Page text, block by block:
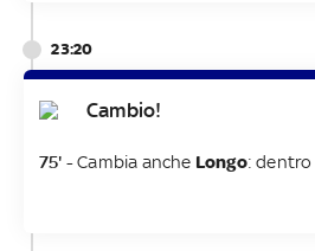
23:20
Cambio!
75' -Cambia anche Longo: dentro